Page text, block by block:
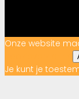
Onze website
Je kunt je